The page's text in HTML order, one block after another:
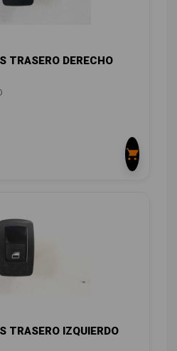
TRASERO DERECHO
TRASERO IZQUIERDO